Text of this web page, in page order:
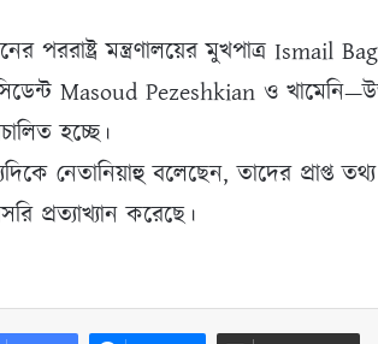
পররাষ্ট্র মন্ত্রণালয়ের মুখপাত্র Ismail
Masoud Pezeshkian ও
হচ্ছে।
নেতানিয়াহু বলেছেন, তাদের প্রাপ্ত
প্রত্যাখ্যান করেছে।